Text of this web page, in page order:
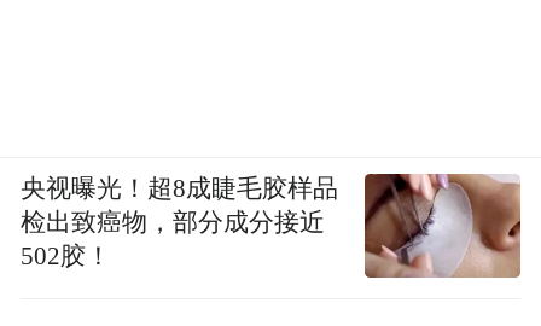
央视曝光！超8成睫毛胶样品
检出致癌物，部分成分接近
502胶！